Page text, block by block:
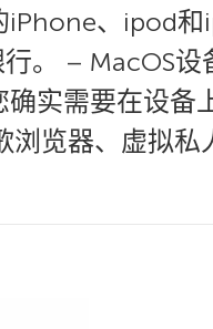
iPhone、ipod
。 – MacOS
实需要在设备
览器、虚拟私